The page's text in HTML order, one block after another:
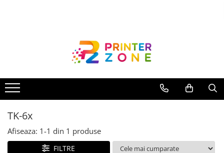
Imprimante cu jet
Multifunctionale laser
Multifunctionale cu jet
Imprimante etichete
Imprimante termice
TK-6x
Afiseaza: 1-1 din 1 produse
FILTRE